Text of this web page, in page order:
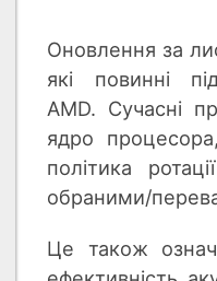
Оновлення за
які повинні
AMD. Сучасні
ядро
політика
обраними/
Це також